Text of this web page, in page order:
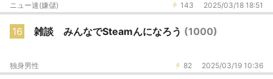
143 2025/03/18 18:51
ニュー速(嫌儲)
16 雑談 みんなでSteamんになろう (1000)
82 2025/03/19 10:36
独身男性